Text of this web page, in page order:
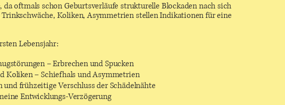
oftmals schon Geburtsverläufe strukturelle Blockaden nach sich
Koliken, Asymmetrien stellen Indikationen für eine
Lebensjahr:
– Erbrechen und Spucken
Koliken – Schiefhals und Asymmetrien
frühzeitige Verschluss der Schädelnähte
Entwicklungs-Verzögerung